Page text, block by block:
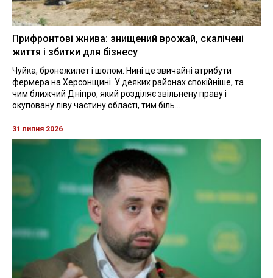
Прифронтові жнива: знищений врожай, скалічені
життя і збитки для бізнесу
Чуйка, бронежилет і шолом. Нині це звичайні атрибути
фермера на Херсонщині. У деяких районах спокійніше, та
чим ближчий Дніпро, який розділяє звільнену праву і
окуповану ліву частину області, тим біль...
31 липня 2026